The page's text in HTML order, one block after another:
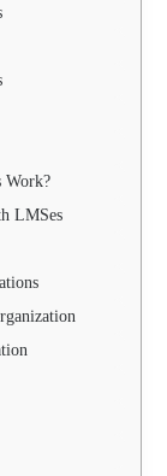
Work?
LMSes